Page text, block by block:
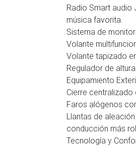
Radio Smart audio
música favorita.
Sistema de
Volante
Volante tapizado
Regulador de
Equipamiento
Cierre
Faros alógenos
Llantas de
conducción más
Tecnología y